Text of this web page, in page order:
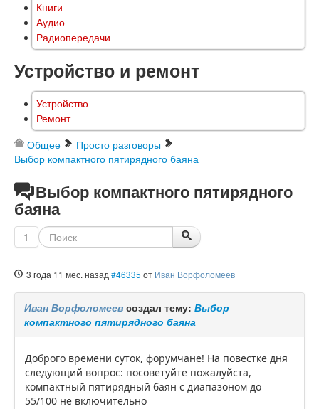
Книги
Аудио
Радиопередачи
Устройство и ремонт
Устройство
Ремонт
Общее
Просто разговоры
Выбор компактного пятирядного баяна
Выбор компактного пятирядного
баяна
1
3 года 11 мес. назад #46335 от Иван Ворфоломеев
Иван Ворфоломеев создал тему: Выбор
компактного пятирядного баяна
Доброго времени суток, форумчане! На повестке дня
следующий вопрос: посоветуйте пожалуйста,
компактный пятирядный баян с диапазоном до
55/100 не включительно